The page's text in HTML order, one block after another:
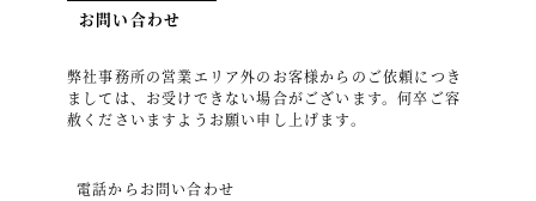
お問い合わせ
弊社事務所の営業エリア外のお客様からのご依頼につき
ましては、お受けできない場合がございます。何卒ご容
赦くださいますようお願い申し上げます。
電話からお問い合わせ